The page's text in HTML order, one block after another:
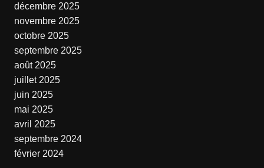
décembre 2025
novembre 2025
octobre 2025
septembre 2025
août 2025
juillet 2025
juin 2025
mai 2025
avril 2025
septembre 2024
février 2024